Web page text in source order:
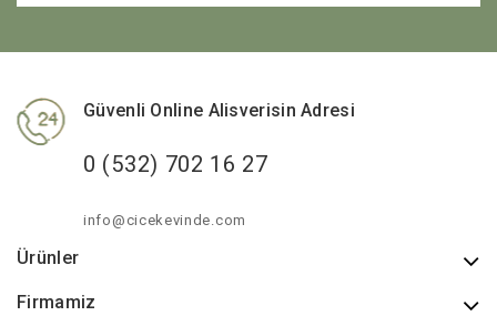
Güvenli Online Alisverisin Adresi
0 (532) 702 16 27
info@cicekevinde.com
Ürünler
Firmamiz